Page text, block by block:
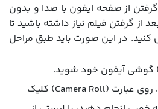
گرفتن از صفحه ایفون با صدا و بدون
از گرفتن فیلم نیاز داشته باشید تا
کنید. در این صورت باید طبق مراحل
از بین گزینه موجود، روی عبارت (Camera Roll) کلیک